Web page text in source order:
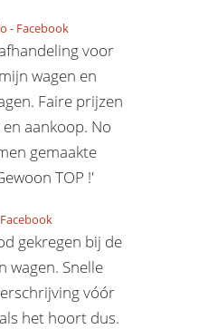
- Facebook
voor
wagen en
Faire prijzen
aankoop. No
gemaakte
TOP !'
Facebook
gekregen bij de
wagen. Snelle
vóór
het hoort dus.